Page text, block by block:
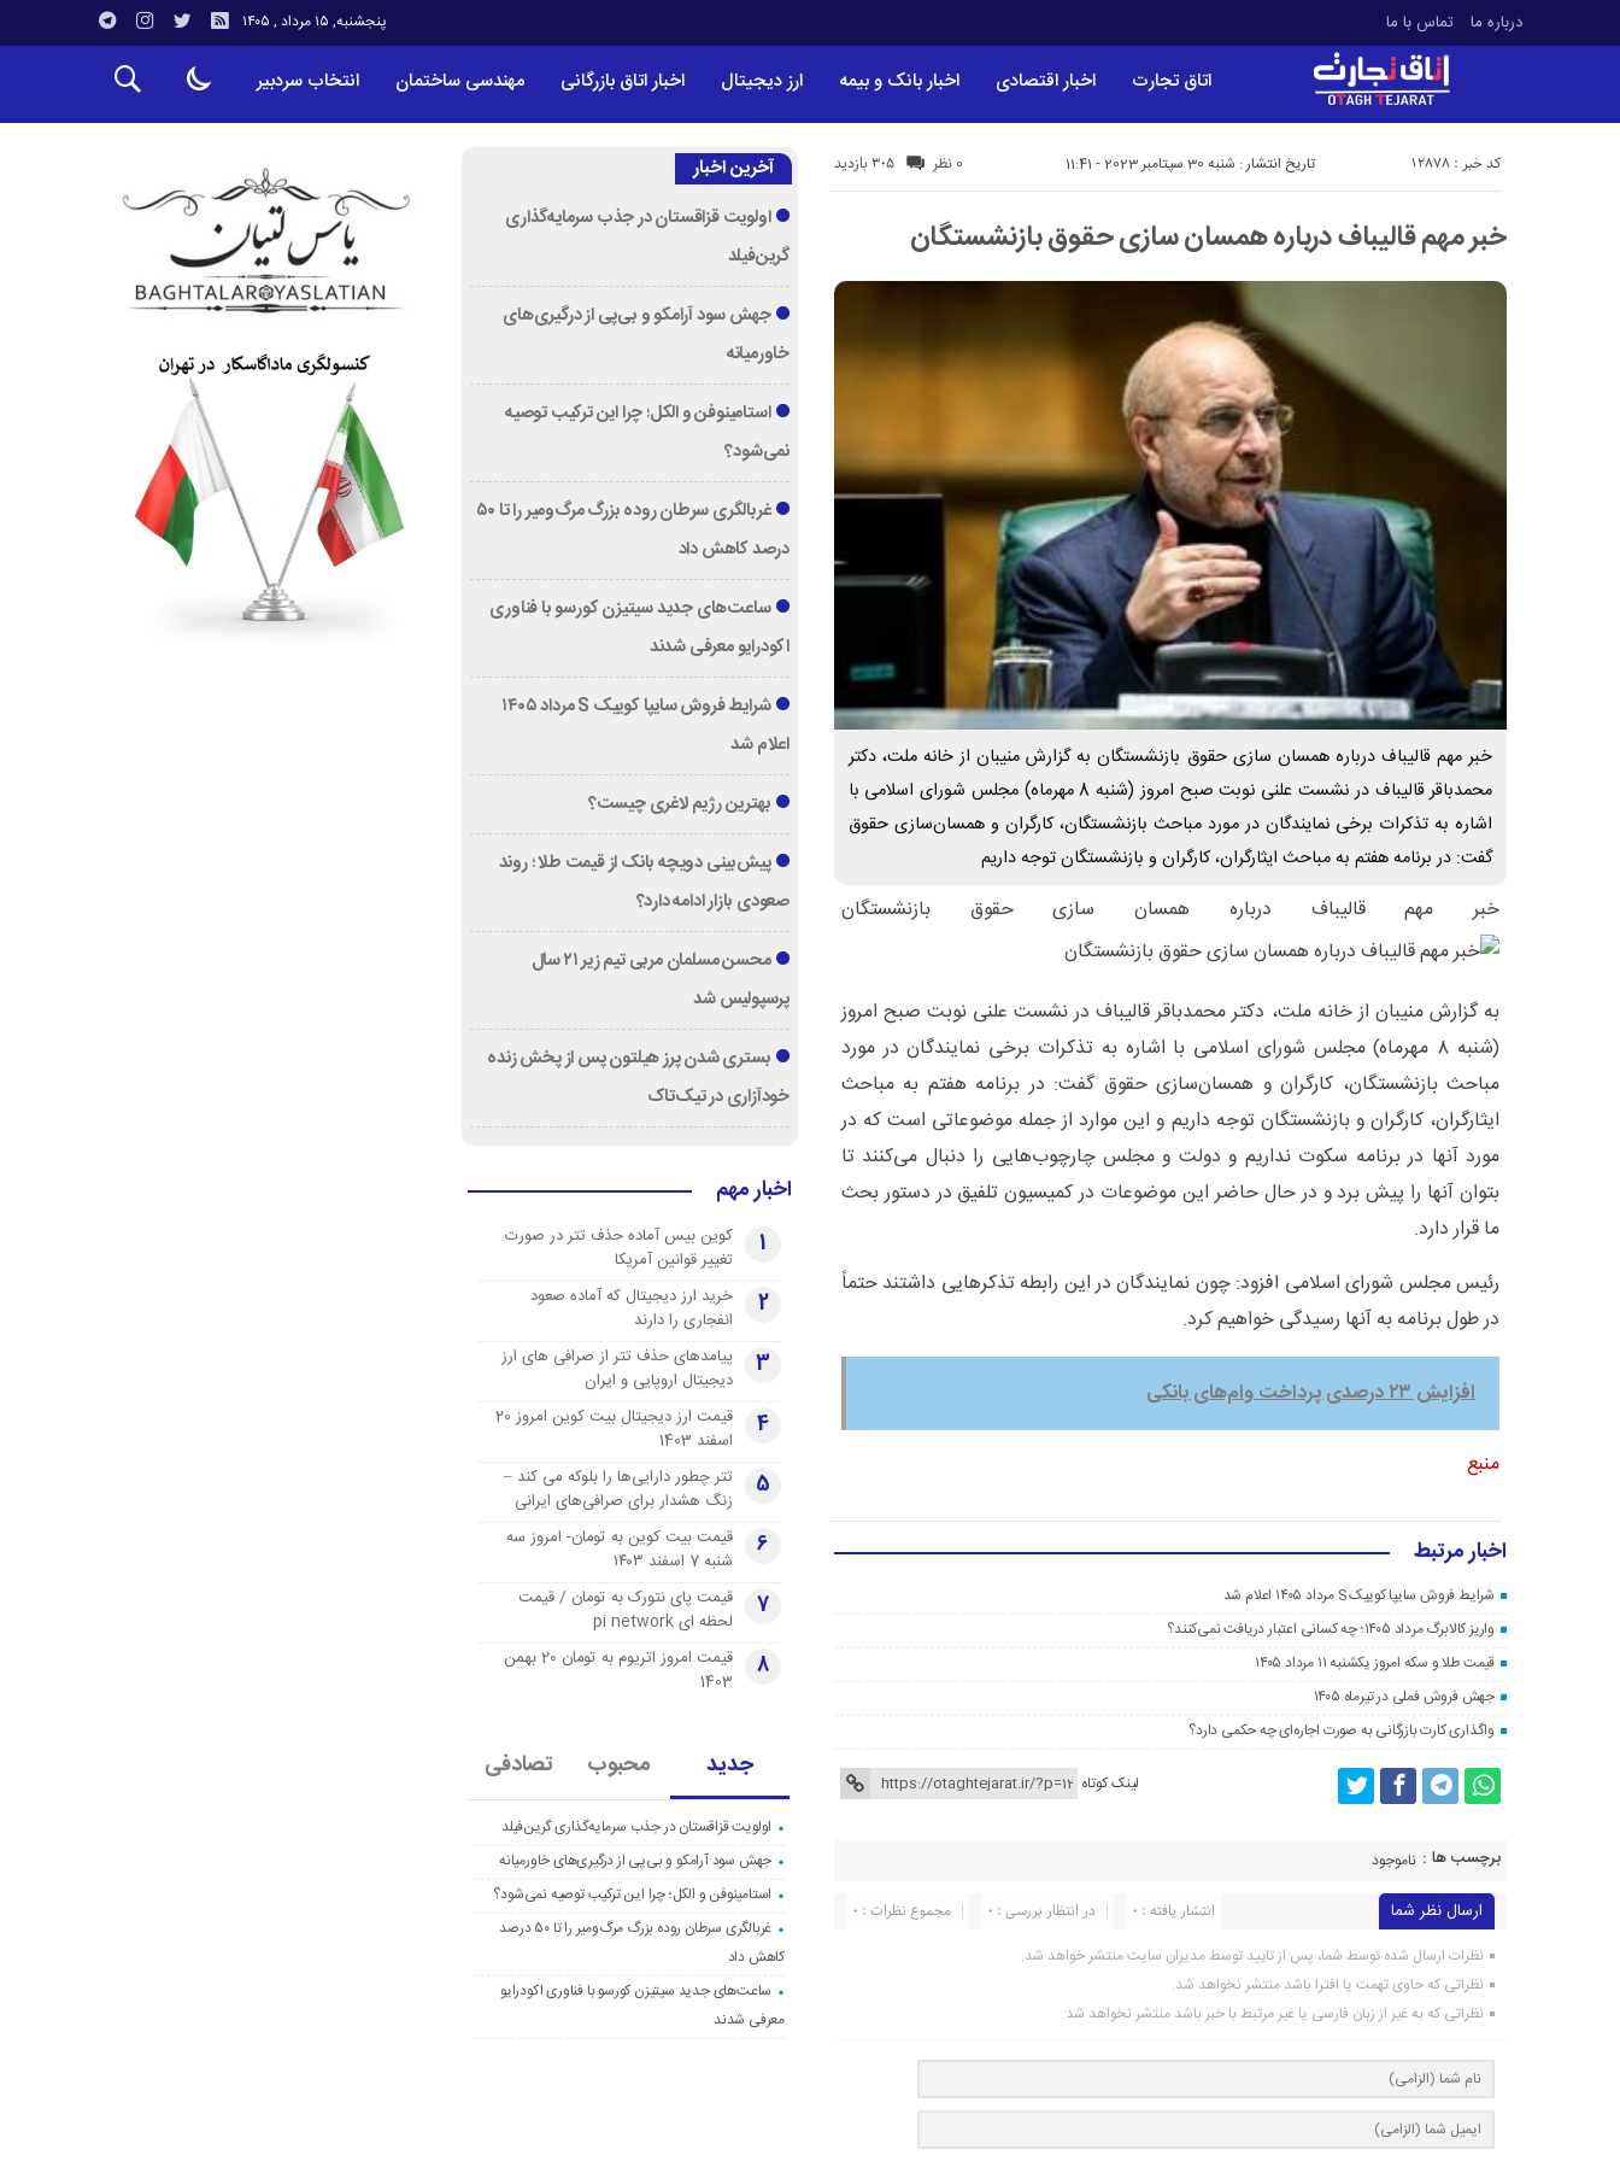
درباره ما تماس با ما پنجشنبه, ۱۵ مرداد , ۱۴۰۵
اتاق تجارت اخبار اقتصادی اخبار بانک و بیمه ارز دیجیتال اخبار اتاق بازرگانی مهندسی ساختمان انتخاب سردبیر
تاریخ انتشار : شنبه 30 سپتامبر 2023 - 11:41 305 بازدید کد خبر : 12878 0 نظر
خبر مهم قالیباف درباره همسان سازی حقوق بازنشستگان
خبر مهم قالیباف درباره همسان سازی حقوق بازنشستگان به گزارش منیبان از خانه ملت، دکتر
محمدباقر قالیباف در نشست علنی نوبت صبح امروز (شنبه 8 مهرماه) مجلس شورای اسلامی با
اشاره به تذکرات برخی نمایندگان در مورد مباحث بازنشستگان، کارگران و همسان‌سازی حقوق
گفت: در برنامه هفتم به مباحث ایثارگران، کارگران و بازنشستگان توجه داریم
خبر مهم قالیباف درباره همسان سازی حقوق بازنشستگان
به گزارش منیبان از خانه ملت، دکتر محمدباقر قالیباف در نشست علنی نوبت صبح امروز
(شنبه 8 مهرماه) مجلس شورای اسلامی با اشاره به تذکرات برخی نمایندگان در مورد
مباحث بازنشستگان، کارگران و همسان‌سازی حقوق گفت: در برنامه هفتم به مباحث
ایثارگران، کارگران و بازنشستگان توجه داریم و این موارد از جمله موضوعاتی است که در
مورد آنها در برنامه سکوت نداریم و دولت و مجلس چارچوب‌هایی را دنبال می‌کنند تا
بتوان آنها را پیش برد و در حال حاضر این موضوعات در کمیسیون تلفیق در دستور بحث
ما قرار دارد.
رئیس مجلس شورای اسلامی افزود: چون نمایندگان در این رابطه تذکرهایی داشتند حتماً
در طول برنامه به آنها رسیدگی خواهیم کرد.
افزایش ۲۳ درصدی پرداخت وام‌های بانکی
منبع
اخبار مرتبط
شرایط فروش سایپا کوییک S مرداد ۱۴۰۵ اعلام شد
واریز کالابرگ مرداد ۱۴۰۵؛ چه کسانی اعتبار دریافت نمی‌کنند؟
قیمت طلا و سکه امروز یکشنبه ۱۱ مرداد ۱۴۰۵
جهش فروش فملی در تیرماه ۱۴۰۵
واگذاری کارت بازرگانی به صورت اجاره‌ای چه حکمی دارد؟
لینک کوتاه
برچسب ها : ناموجود
ارسال نظر شما مجموع نظرات : 0 در انتظار بررسی : 0 انتشار یافته : 0
نظرات ارسال شده توسط شما، پس از تایید توسط مدیران سایت منتشر خواهد شد.
نظراتی که حاوی تهمت یا افترا باشد منتشر نخواهد شد.
نظراتی که به غیر از زبان فارسی یا غیر مرتبط با خبر باشد منتشر نخواهد شد.
آخرین اخبار
اولویت قزاقستان در جذب سرمایه‌گذاری
گرین‌فیلد
جهش سود آرامکو و بی‌پی از درگیری‌های
خاورمیانه
استامینوفن و الکل؛ چرا این ترکیب توصیه
نمی‌شود؟
غربالگری سرطان روده بزرگ مرگ‌ومیر را تا ۵۰
درصد کاهش داد
ساعت‌های جدید سیتیزن کورسو با فناوری
اکودرایو معرفی شدند
شرایط فروش سایپا کوییک S مرداد ۱۴۰۵
اعلام شد
بهترین رژیم لاغری چیست؟
پیش‌بینی دویچه‌ بانک از قیمت طلا ؛ روند
صعودی بازار ادامه دارد؟
محسن مسلمان مربی تیم زیر ۲۱ سال
پرسپولیس شد
بستری شدن پرز هیلتون پس از پخش زنده
خودآزاری در تیک‌تاک
اخبار مهم
1
کوین بیس آماده حذف تتر در صورت
تغییر قوانین آمریکا
2
خرید ارز دیجیتال که آماده صعود
انفجاری را دارند
3
پیامدهای حذف تتر از صرافی های ارز
دیجیتال اروپایی و ایران
4
قیمت ارز دیجیتال بیت کوین امروز 20
اسفند 1403
5
تتر چطور دارایی‌ها را بلوکه می کند –
زنگ هشدار برای صرافی‌های ایرانی
6
قیمت بیت کوین به تومان- امروز سه
شنبه 7 اسفند ۱۴۰۳
7
قیمت پای نتورک به تومان / قیمت
لحظه ای pi network
8
قیمت امروز اتریوم به تومان 20 بهمن
1403
جدید محبوب تصادفی
اولویت قزاقستان در جذب سرمایه‌گذاری گرین‌فیلد
جهش سود آرامکو و بی‌پی از درگیری‌های خاورمیانه
استامینوفن و الکل؛ چرا این ترکیب توصیه نمی‌شود؟
غربالگری سرطان روده بزرگ مرگ‌ومیر را تا ۵۰ درصد
کاهش داد
ساعت‌های جدید سیتیزن کورسو با فناوری اکودرایو
معرفی شدند